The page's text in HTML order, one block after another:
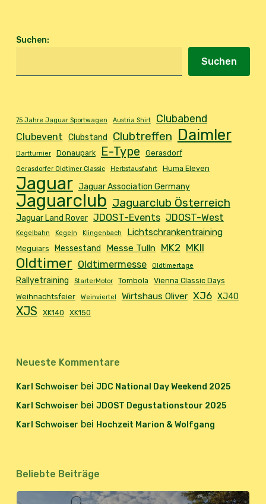
Suchen:
Suchen
75 Jahre Jaguar Sportwagen Austria Shirt Clubabend
Clubevent Clubstand Clubtreffen Daimler
Dartturnier Donaupark E-Type Gerasdorf
Gerasdorfer Oldtimer Classic Herbstausfahrt Huma Eleven
Jaguar Jaguar Association Germany
Jaguarclub Jaguarclub Österreich
Jaguar Land Rover JDOST-Events JDOST-West
Kegelbahn Kegeln Klingenbach Lichtschrankentraining
Meguiars Messestand Messe Tulln MK2 MKII
Oldtimer Oldtimermesse Oldtimertage
Rallyetraining StarterMotor Tombola
Vienna Classic Days
Weihnachtsfeier
Weinviertel Wirtshaus Oliver XJ6 XJ40
XJS XK140 XK150
Neueste Kommentare
Karl Schwoiser bei JDC National Day Weekend 2025
Karl Schwoiser bei JDOST Degustationstour 2025
Karl Schwoiser bei Hochzeit Marion & Wolfgang
Beliebte Beiträge